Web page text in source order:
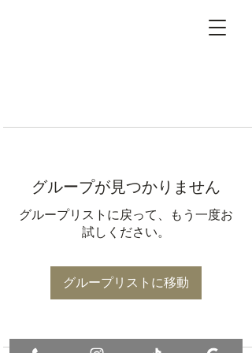
グループが見つかりません
グループリストに戻って、もう一度お
試しください。
グループリストに移動